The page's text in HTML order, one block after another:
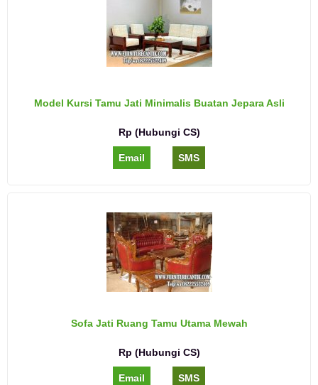
Model Kursi Tamu Jati Minimalis Buatan Jepara Asli
Rp (Hubungi CS)
Email SMS
Sofa Jati Ruang Tamu Utama Mewah
Rp (Hubungi CS)
Email SMS